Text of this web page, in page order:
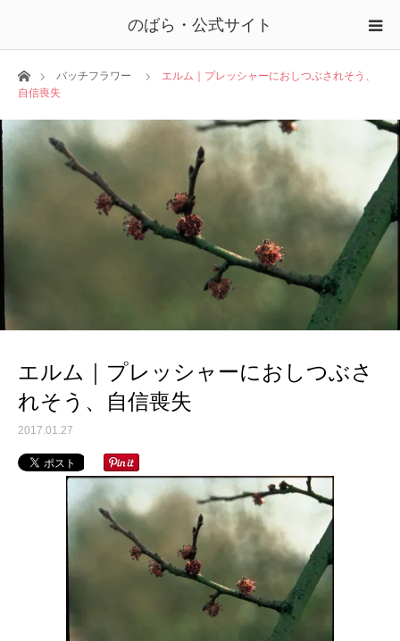
のばら・公式サイト
ホームバッチフラワー
エルム｜プレッシャーにおしつぶされそう、
自信喪失
エルム｜プレッシャーにおしつぶさ
れそう、自信喪失
2017.01.27